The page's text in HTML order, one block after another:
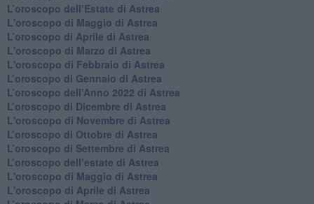
​L’oroscopo dell’Estate di Astrea
L'oroscopo di Maggio di Astrea
​L’oroscopo di Aprile di Astrea
L'oroscopo di Marzo di Astrea
L'oroscopo di Febbraio di Astrea
​L’oroscopo di Gennaio di Astrea
​L’oroscopo dell’Anno 2022 di Astrea
​L’oroscopo di Dicembre di Astrea
L'oroscopo di Novembre di Astrea
​L’oroscopo di Ottobre di Astrea
​L’oroscopo di Settembre di Astrea
L’oroscopo dell’estate di Astrea
L'oroscopo di Maggio di Astrea
L'oroscopo di Aprile di Astrea